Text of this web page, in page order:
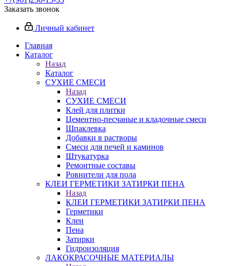
Заказать звонок
Личный кабинет
Главная
Каталог
Назад
Каталог
СУХИЕ СМЕСИ
Назад
СУХИЕ СМЕСИ
Клей для плитки
Цементно-песчаные и кладочные смеси
Шпаклевка
Добавки в растворы
Смеси для печей и каминов
Штукатурка
Ремонтные составы
Ровнители для пола
КЛЕИ ГЕРМЕТИКИ ЗАТИРКИ ПЕНА
Назад
КЛЕИ ГЕРМЕТИКИ ЗАТИРКИ ПЕНА
Герметики
Клеи
Пена
Затирки
Гидроизоляция
ЛАКОКРАСОЧНЫЕ МАТЕРИАЛЫ